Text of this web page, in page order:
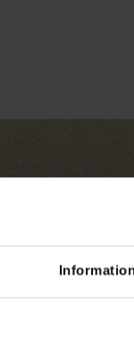
Massivstensbruk
FALSTERBO